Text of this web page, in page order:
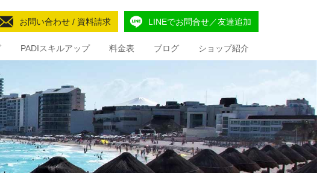
お問い合わせ / 資料請求 LINEでお問合せ／友達追加
PADIスキルアップ 料金表 ブログ ショップ紹介